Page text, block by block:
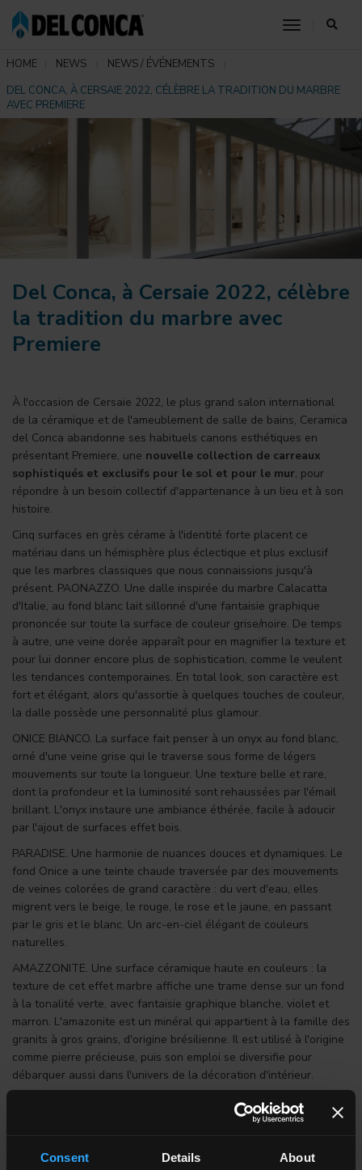
Consent Details About
toggle
HOME NEWS
NEWS / ÉVÉNEMENTS
DEL CONCA, À CERSAIE 2022, CÉLÈBRE LA TRADITION DU MARBRE
AVEC PREMIERE
Del Conca, à Cersaie 2022, célèbre
la tradition du marbre avec
Premiere
À l'occasion de Cersaie 2022, le plus grand salon international
de la céramique et de l'ameublement de salle de bains, Ceramica
del Conca abandonne ses habituels canons esthétiques en
présentant Premiere, une nouvelle collection de carreaux
sophistiqués et exclusifs pour le sol et pour le mur, pour
répondre à un besoin collectif d'appartenance à un lieu et à son
histoire.
Cinq surfaces en grès cérame à l'identité forte placent ce
matériau dans un hémisphère plus éclectique et plus exclusif
que les marbres classiques que nous connaissions jusqu'à
présent. PAONAZZO. Une dalle inspirée du marbre Calacatta
d'Italie, au fond blanc lait sillonné d'une fantaisie graphique
prononcée sur toute la surface de couleur grise/noire. De temps
à autre, une veine dorée apparaît pour en magnifier la texture et
pour lui donner encore plus de sophistication, comme le veulent
les tendances contemporaines. En total look, son caractère est
fort et élégant, alors qu'assortie à quelques touches de couleur,
la dalle possède une personnalité plus glamour.
ONICE BIANCO. La surface fait penser à un onyx au fond blanc,
orné d'une veine grise qui le traverse sous forme de légers
mouvements sur toute la longueur. Une texture belle et rare,
dont la profondeur et la luminosité sont rehaussées par l'émail
brillant. L'onyx instaure une ambiance éthérée, facile à adoucir
par l'ajout de surfaces effet bois.
PARADISE. Une harmonie de nuances douces et dynamiques. Le
fond Onice a une teinte chaude traversée par des mouvements
de veines colorées de grand caractère : du vert d'eau, elles
migrent vers le beige, le rouge, le rose et le jaune, en passant
par le gris et le blanc. Un arc-en-ciel élégant de couleurs
naturelles.
AMAZZONITE. Une surface céramique haute en couleurs : la
texture de cet effet marbre affiche une trame dense sur un fond
à la tonalité verte, avec fantaisie graphique blanche, violet et
marron. L'amazonite est un minéral qui appartient à la famille des
granits à gros grains, d'origine brésilienne. Il est utilisé à l'origine
comme pierre précieuse, puis son emploi se diversifie pour
débarquer aussi dans l'univers de la décoration d'intérieur.
Une surface céramique au caractère sophistiqué, à la fois
l'horizon. Une nuance intense, inédite et de rare beauté, dont la